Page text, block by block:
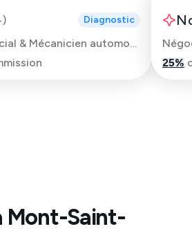
) Diagnostic
Commercial & Mécanicien automobile
25%
Mont-Saint-